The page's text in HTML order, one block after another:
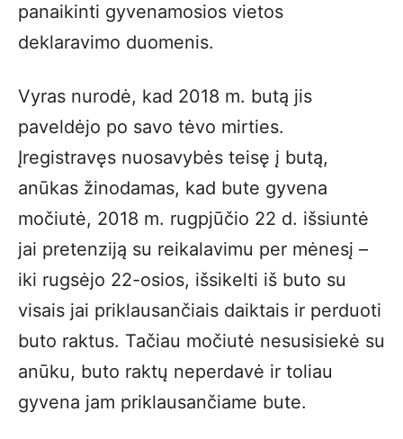
panaikinti gyvenamosios vietos
deklaravimo duomenis.
Vyras nurodė, kad 2018 m. butą jis
paveldėjo po savo tėvo mirties.
Įregistravęs nuosavybės teisę į butą,
anūkas žinodamas, kad bute gyvena
močiutė, 2018 m. rugpjūčio 22 d. išsiuntė
jai pretenziją su reikalavimu per mėnesį –
iki rugsėjo 22-osios, išsikelti iš buto su
visais jai priklausančiais daiktais ir perduoti
buto raktus. Tačiau močiutė nesusisiekė su
anūku, buto raktų neperdavė ir toliau
gyvena jam priklausančiame bute.